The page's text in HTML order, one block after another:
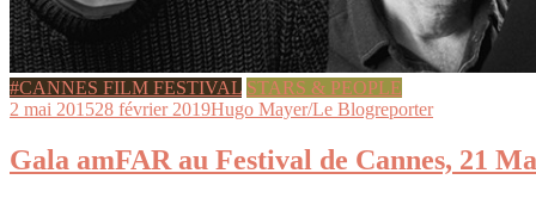
#CANNES FILM FESTIVAL STARS & PEOPLE
2 mai 201528 février 2019Hugo Mayer/Le Blogreporter
Gala amFAR au Festival de Cannes, 21